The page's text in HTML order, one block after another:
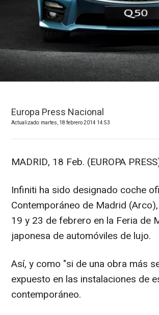
Europa Press Nacional
Actualizado: martes, 18 febrero 2014 14:53
MADRID, 18 Feb. (EUROPA
Infiniti ha sido designado coche
Contemporáneo de Madrid
19 y 23 de febrero en la Feria de
japonesa de automóviles de lujo.
Así, y como "si de una obra más
expuesto en las instalaciones de
contemporáneo.